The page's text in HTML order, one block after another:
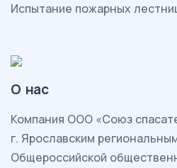
Испытание пожарных
О нас
Компания ООО «Союз
г. Ярославским
Общероссийской